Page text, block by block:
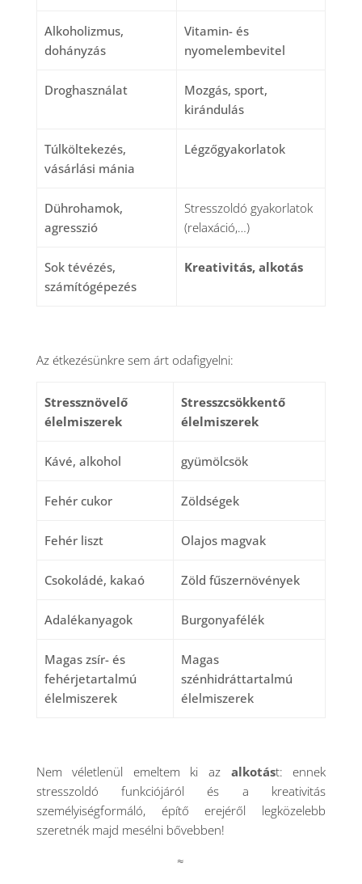
Alkoholizmus,
dohányzás
Vitamin- és
nyomelembevitel
Droghasználat
Mozgás, sport,
kirándulás
Túlköltekezés,
vásárlási mánia
Légzőgyakorlatok
Dührohamok,
agresszió
Stresszoldó gyakorlatok
(relaxáció,…)
Sok tévézés,
számítógépezés
Kreativitás, alkotás
Az étkezésünkre sem árt odafigyelni:
Stressznövelő
élelmiszerek
Stresszcsökkentő
élelmiszerek
Kávé, alkohol gyümölcsök
Fehér cukor Zöldségek
Fehér liszt Olajos magvak
Csokoládé, kakaó Zöld fűszernövények
Adalékanyagok Burgonyafélék
Magas zsír- és
fehérjetartalmú
élelmiszerek
Magas
szénhidráttartalmú
élelmiszerek
Nem véletlenül emeltem ki az alkotást: ennek
stresszoldó funkciójáról és a kreativitás
személyiségformáló, építő erejéről legközelebb
szeretnék majd mesélni bővebben!
≈